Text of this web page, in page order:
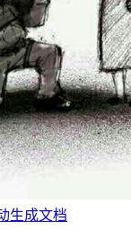
生成文档